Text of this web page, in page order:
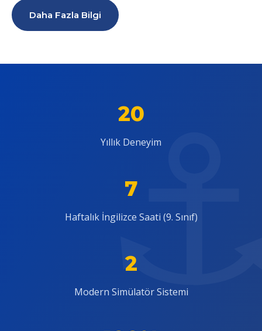
Daha Fazla Bilgi
20
Yıllık Deneyim
7
Haftalık İngilizce Saati (9. Sınıf)
2
Modern Simülatör Sistemi